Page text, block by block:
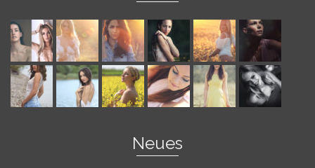
Neues